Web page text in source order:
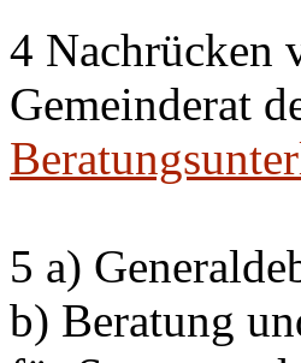
4 Nachrücken
Gemeinderat
5 a)
b) Beratung